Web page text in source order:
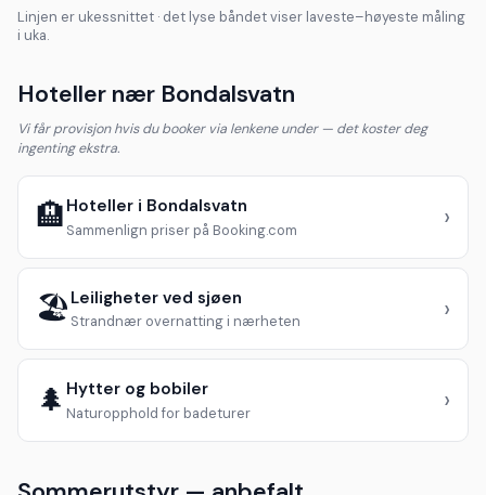
Linjen er ukessnittet · det lyse båndet viser laveste–høyeste måling
i uka.
Hoteller nær Bondalsvatn
Vi får provisjon hvis du booker via lenkene under — det koster deg
ingenting ekstra.
🏨 Hoteller i Bondalsvatn
Sammenlign priser på Booking.com ›
🏖️ Leiligheter ved sjøen
Strandnær overnatting i nærheten ›
🌲 Hytter og bobiler
Naturopphold for badeturer ›